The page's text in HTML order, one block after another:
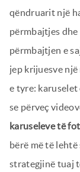
qëndruarit një
përmbajtjes
përmbajtjen e
jep krijuesve
e tyre:
se përveç
karuseleve të
bërë më të
strategjinë tuaj